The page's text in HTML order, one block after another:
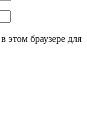
этом браузере для